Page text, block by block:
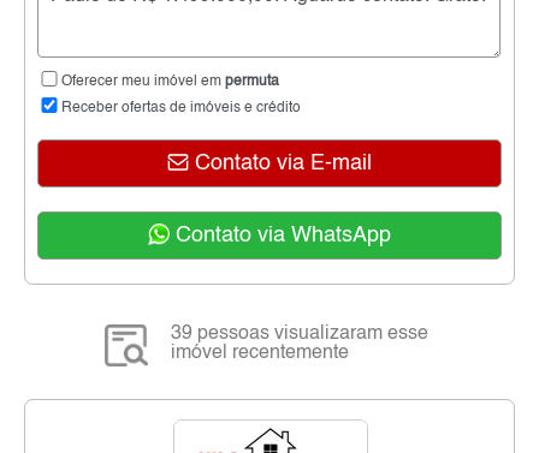
Oferecer meu imóvel em permuta
Receber ofertas de imóveis e crédito
Contato via E-mail
Contato via WhatsApp
39 pessoas visualizaram esse
imóvel recentemente